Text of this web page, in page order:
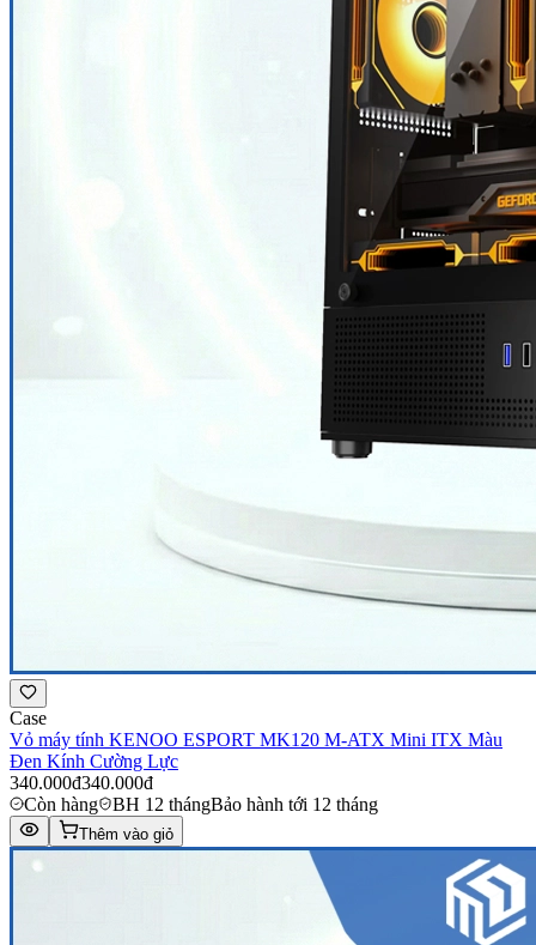
Case
Vỏ máy tính KENOO ESPORT MK120 M-ATX Mini ITX Màu
Đen Kính Cường Lực
340.000đ340.000đ
Còn hàng
BH 12 thángBảo hành tới 12 tháng
Thêm vào giỏ